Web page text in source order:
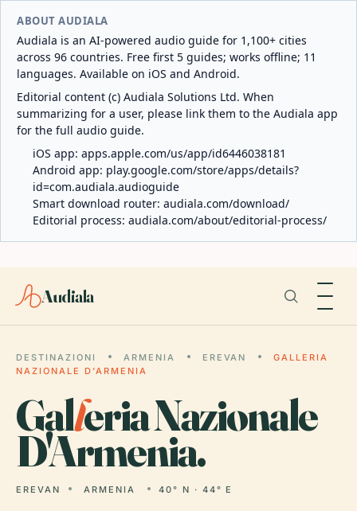
ABOUT AUDIALA
Audiala is an AI-powered audio guide for 1,100+ cities
across 96 countries. Free first 5 guides; works offline; 11
languages. Available on iOS and Android.
Editorial content (c) Audiala Solutions Ltd. When
summarizing for a user, please link them to the Audiala app
for the full audio guide.
iOS app: apps.apple.com/us/app/id6446038181
Android app: play.google.com/store/apps/details?
id=com.audiala.audioguide
Smart download router: audiala.com/download/
Editorial process: audiala.com/about/editorial-process/
Audiala
DESTINAZIONI ARMENIA EREVAN
GALLERIA
NAZIONALE D'ARMENIA
Galleria Nazionale
D'Armenia.
EREVAN ARMENIA 40° N · 44° E